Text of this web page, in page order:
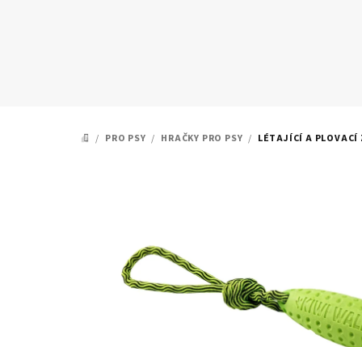
DOMŮ
/ PRO PSY / HRAČKY PRO PSY / LÉTAJÍCÍ A PLOVACÍ